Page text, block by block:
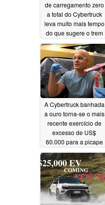
de carregamento zero
a total do Cybertruck
leva muito mais tempo
do que sugere o trem
de força de 800V
06/24/2024
A Cybertruck banhada
a ouro torna-se o mais
recente exercício de
excesso de US$
60.000 para a picape
elétrica da Tesla
06/05/2024